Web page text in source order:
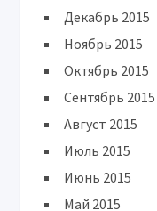
Декабрь 2015
Ноябрь 2015
Октябрь 2015
Сентябрь 2015
Август 2015
Июль 2015
Июнь 2015
Май 2015